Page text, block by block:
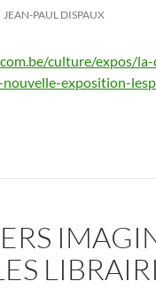
JEAN-PAUL DISPAUX
culture/expos/
exposition-